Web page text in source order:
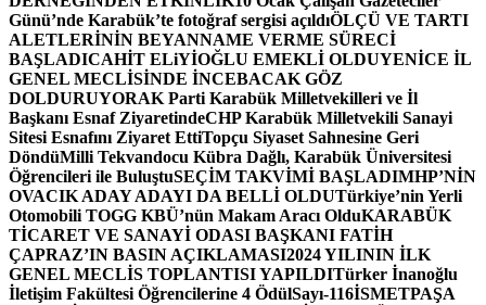
Günü’nde Karabük’te fotoğraf sergisi açıldıÖLÇÜ VE TARTI
ALETLERİNİN BEYANNAME VERME SÜRECİ
BAŞLADICAHİT ELiYİOĞLU EMEKLİ OLDUYENİCE İL
GENEL MECLİSİNDE İNCEBACAK GÖZ
DOLDURUYORAK Parti Karabük Milletvekilleri ve İl
Başkanı Esnaf ZiyaretindeCHP Karabük Milletvekili Sanayi
Sitesi Esnafını Ziyaret EttiTopçu Siyaset Sahnesine Geri
DöndüMilli Tekvandocu Kübra Dağlı, Karabük Üniversitesi
Öğrencileri ile BuluştuSEÇİM TAKVİMİ BAŞLADIMHP’NİN
OVACIK ADAY ADAYI DA BELLİ OLDUTürkiye’nin Yerli
Otomobili TOGG KBÜ’nün Makam Aracı OlduKARABÜK
TİCARET VE SANAYİ ODASI BAŞKANI FATİH
ÇAPRAZ’IN BASIN AÇIKLAMASI2024 YILININ İLK
GENEL MECLİS TOPLANTISI YAPILDITürker İnanoğlu
İletişim Fakültesi Öğrencilerine 4 ÖdülSayı-116İSMETPAŞA